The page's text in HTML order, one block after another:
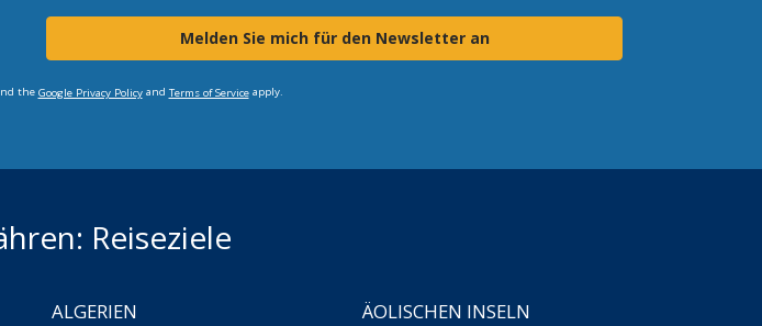
Melden Sie mich für den Newsletter an
the Google Privacy Policyand Terms of Serviceapply.
Reiseziele
ALGERIEN
ÄOLISCHEN INSELN